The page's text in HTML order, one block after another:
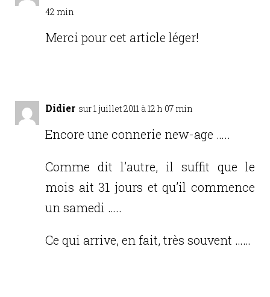
42 min
Merci pour cet article léger!
Didier sur 1 juillet 2011 à 12 h 07 min
Encore une connerie new-age …..
Comme dit l’autre, il suffit que le
mois ait 31 jours et qu’il commence
un samedi …..
Ce qui arrive, en fait, très souvent ……